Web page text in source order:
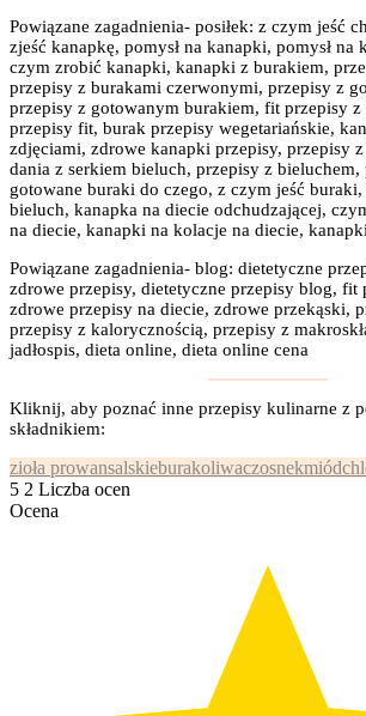
Powiązane zagadnienia- posiłek: z czym jeść
zjeść kanapkę, pomysł na kanapki, pomysł na
czym zrobić kanapki, kanapki z burakiem,
przepisy z burakami czerwonymi, przepisy z
przepisy z gotowanym burakiem, fit przepisy
przepisy fit, burak przepisy wegetariańskie,
zdjęciami, zdrowe kanapki przepisy, przepisy
dania z serkiem bieluch, przepisy z bieluchem,
gotowane buraki do czego, z czym jeść
bieluch, kanapka na diecie odchudzającej,
na diecie, kanapki na kolacje na diecie,
Powiązane zagadnienia- blog: dietetyczne
zdrowe przepisy, dietetyczne przepisy blog, fit
zdrowe przepisy na diecie, zdrowe przekąski,
przepisy z kalorycznością, przepisy z
jadłospis, dieta online, dieta online cena
Kliknij, aby poznać inne przepisy kulinarne z
składnikiem:
zioła prowansalskieburakoliwaczosnekmiód
5 2 Liczba ocen
Ocena